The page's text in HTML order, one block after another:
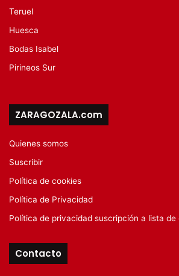
Teruel
Huesca
Bodas Isabel
Pirineos Sur
ZARAGOZALA.com
Quienes somos
Suscribir
Política de cookies
Política de Privacidad
Política de privacidad suscripción a lista de
Contacto